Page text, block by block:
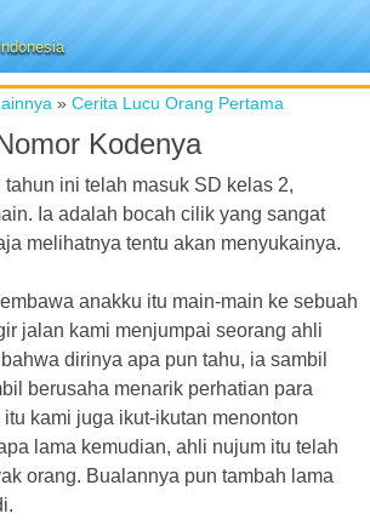
» Cerita Lucu Orang Pertama
Kodenya
ini telah masuk SD kelas 2,
Ia adalah bocah cilik yang sangat
melihatnya tentu akan menyukainya.
anakku itu main-main ke sebuah
jalan kami menjumpai seorang ahli
dirinya apa pun tahu, ia sambil
berusaha menarik perhatian para
kami juga ikut-ikutan menonton
lama kemudian, ahli nujum itu telah
orang. Bualannya pun tambah lama